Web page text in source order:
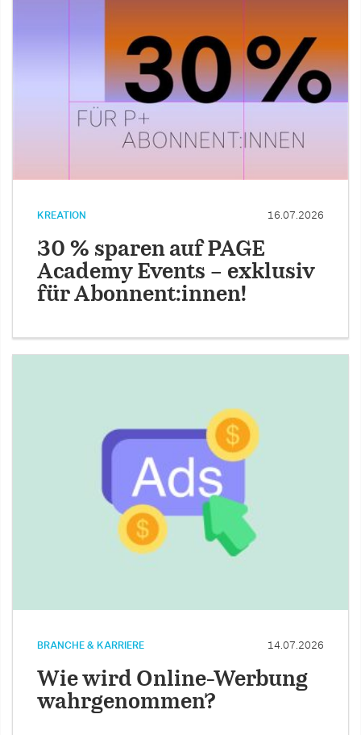
KREATION 16.07.2026
30 % sparen auf PAGE
Academy Events – exklusiv
für Abonnent:innen!
BRANCHE & KARRIERE 14.07.2026
Wie wird Online-Werbung
wahrgenommen?